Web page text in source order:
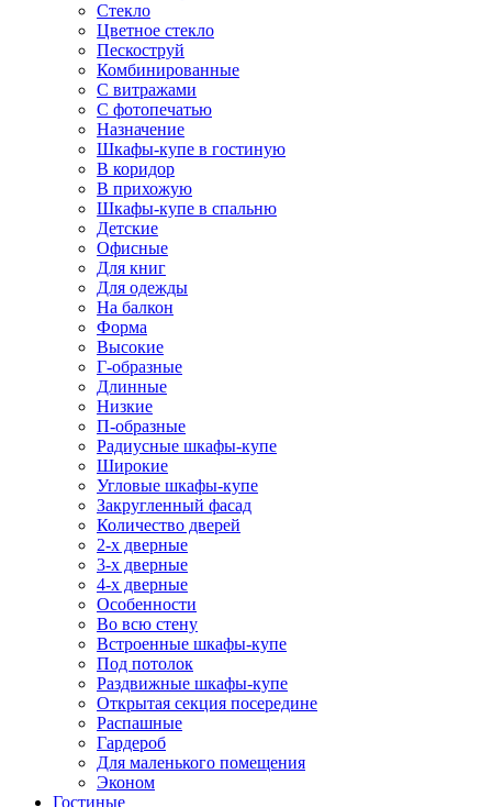
Стекло
Цветное стекло
Пескоструй
Комбинированные
С витражами
С фотопечатью
Назначение
Шкафы-купе в гостиную
В коридор
В прихожую
Шкафы-купе в спальню
Детские
Офисные
Для книг
Для одежды
На балкон
Форма
Высокие
Г-образные
Длинные
Низкие
П-образные
Радиусные шкафы-купе
Широкие
Угловые шкафы-купе
Закругленный фасад
Количество дверей
2-х дверные
3-х дверные
4-х дверные
Особенности
Во всю стену
Встроенные шкафы-купе
Под потолок
Раздвижные шкафы-купе
Открытая секция посередине
Распашные
Гардероб
Для маленького помещения
Эконом
Гостиные